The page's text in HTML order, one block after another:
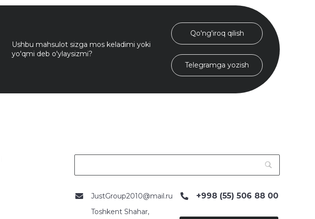
Ushbu mahsulot sizga mos keladimi yoki
yo'qmi deb o'ylaysizmi?
Qo'ng'iroq qilish
Telegramga yozish
JustGroup2010@mail.ru +998 (55) 506 88 00
Toshkent Shahar,